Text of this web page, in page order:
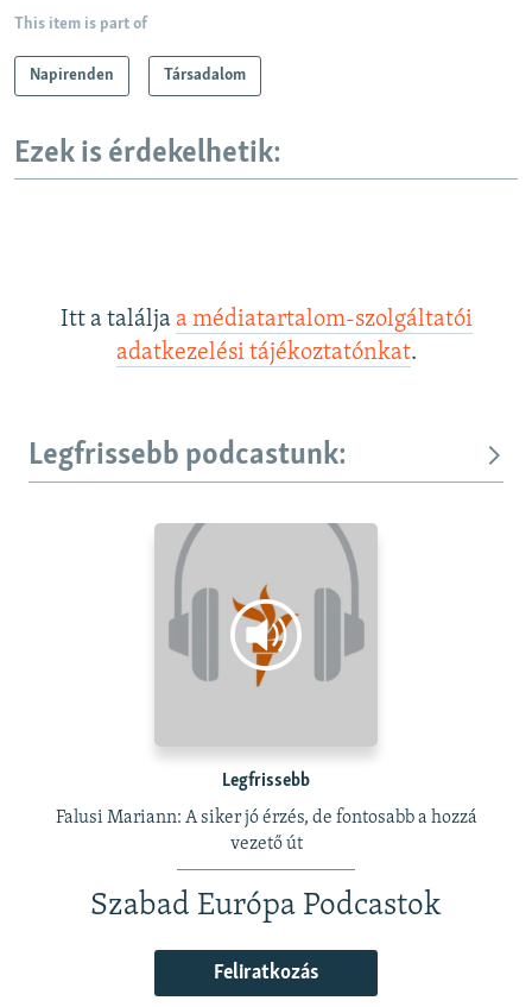
This item is part of
Napirenden Társadalom
Ezek is érdekelhetik:
Itt a találja a médiatartalom-szolgáltatói
adatkezelési tájékoztatónkat.
Legfrissebb podcastunk:
Legfrissebb
Falusi Mariann: A siker jó érzés, de fontosabb a hozzá
vezető út
Szabad Európa Podcastok
Feliratkozás